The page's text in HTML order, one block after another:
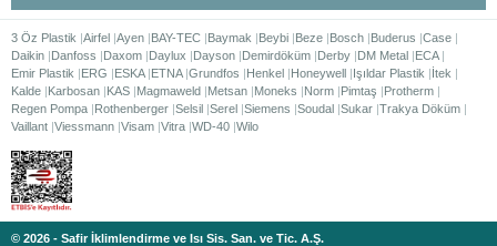
3 Öz Plastik Airfel Ayen BAY-TEC Baymak Beybi Beze Bosch Buderus Case
Daikin Danfoss Daxom Daylux Dayson Demirdöküm Derby DM Metal ECA
Emir Plastik
ERG ESKA ETNA Grundfos Henkel Honeywell Işıldar Plastik
İtek
Kalde Karbosan KAS Magmaweld Metsan Moneks Norm Pimtaş
Protherm
Regen Pompa Rothenberger Selsil Serel Siemens Soudal Sukar Trakya Döküm
Vaillant Viessmann Visam Vitra WD-40 Wilo
© 2026 - Safir İklimlendirme ve Isı Sis. San. ve Tic. A.Ş.